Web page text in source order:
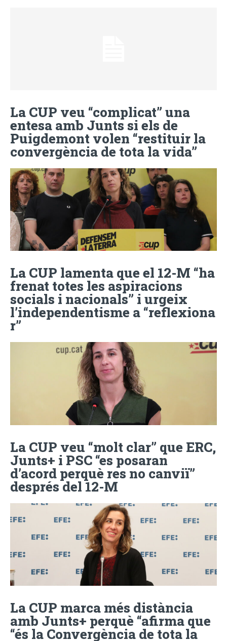
La CUP veu “complicat” una
entesa amb Junts si els de
Puigdemont volen “restituir la
convergència de tota la vida”
La CUP lamenta que el 12-M “ha
frenat totes les aspiracions
socials i nacionals” i urgeix
l’independentisme a “reflexiona
r”
La CUP veu “molt clar” que ERC,
Junts+ i PSC “es posaran
d’acord perquè res no canviï”
després del 12-M
La CUP marca més distància
amb Junts+ perquè “afirma que
“és la Convergència de tota la